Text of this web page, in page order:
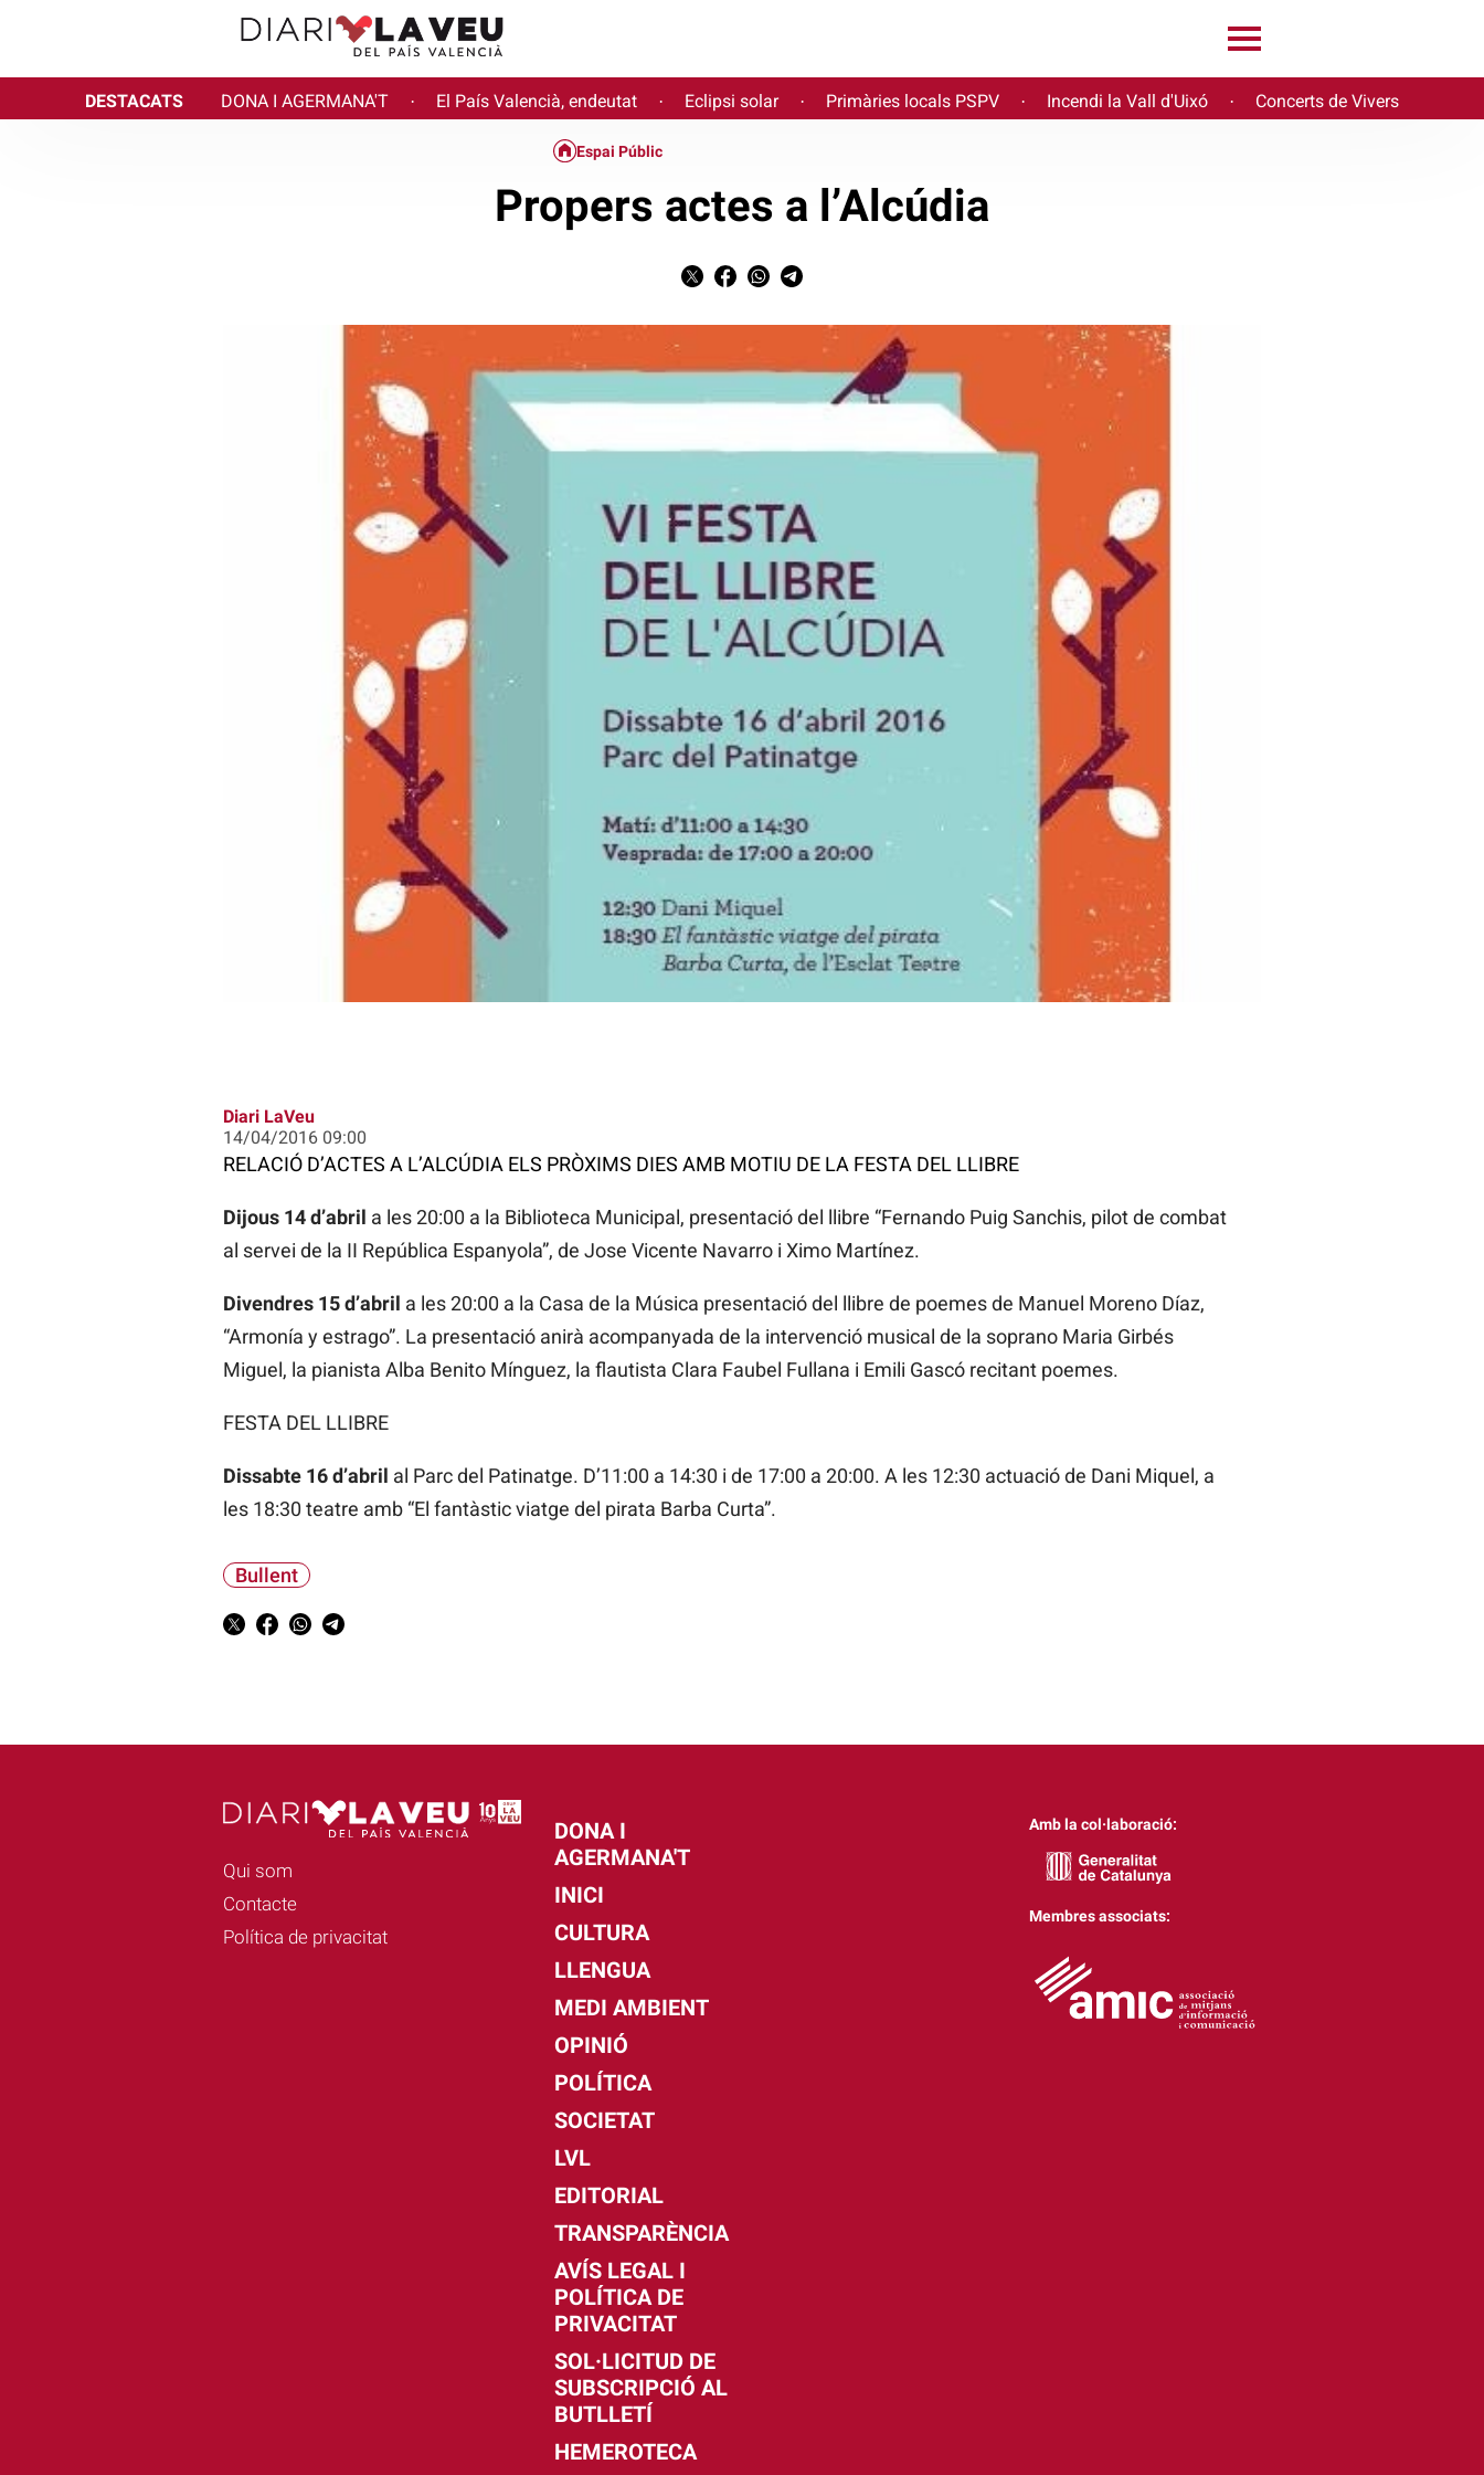
DESTACATS DONA I AGERMANA'T · El País Valencià, endeutat · Eclipsi solar · Primàries locals PSPV · Incendi la Vall d'Uixó · Concerts de Vivers
Espai Públic
Propers actes a l’Alcúdia
Diari LaVeu
14/04/2016 09:00
RELACIÓ D’ACTES A L’ALCÚDIA ELS PRÒXIMS DIES AMB MOTIU DE LA FESTA DEL LLIBRE
Dijous 14 d’abril a les 20:00 a la Biblioteca Municipal, presentació del llibre “Fernando Puig Sanchis, pilot de combat
al servei de la II República Espanyola”, de Jose Vicente Navarro i Ximo Martínez.
Divendres 15 d’abril a les 20:00 a la Casa de la Música presentació del llibre de poemes de Manuel Moreno Díaz,
“Armonía y estrago”. La presentació anirà acompanyada de la intervenció musical de la soprano Maria Girbés
Miguel, la pianista Alba Benito Mínguez, la flautista Clara Faubel Fullana i Emili Gascó recitant poemes.
FESTA DEL LLIBRE
Dissabte 16 d’abril al Parc del Patinatge. D’11:00 a 14:30 i de 17:00 a 20:00. A les 12:30 actuació de Dani Miquel, a
les 18:30 teatre amb “El fantàstic viatge del pirata Barba Curta”.
Bullent
Qui som
Contacte
Política de privacitat
DONA I
AGERMANA'T
INICI
CULTURA
LLENGUA
MEDI AMBIENT
OPINIÓ
POLÍTICA
SOCIETAT
LVL
EDITORIAL
TRANSPARÈNCIA
AVÍS LEGAL I
POLÍTICA DE
PRIVACITAT
SOL·LICITUD DE
SUBSCRIPCIÓ AL
BUTLLETÍ
HEMEROTECA
Amb la col·laboració:
Membres associats: